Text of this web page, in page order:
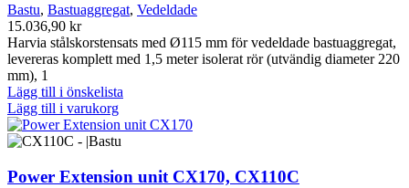
Bastu, Bastuaggregat, Vedeldade
15.036,90 kr
Harvia stålskorstensats med Ø115 mm för vedeldade bastuaggregat,
levereras komplett med 1,5 meter isolerat rör (utvändig diameter 220
mm), 1
Lägg till i önskelista
Lägg till i varukorg
Power Extension unit CX170, CX110C